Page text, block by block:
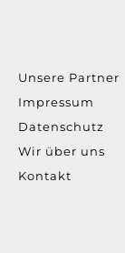
Unsere Partner
Impressum
Datenschutz
Wir über uns
Kontakt